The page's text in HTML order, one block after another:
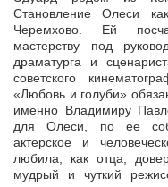
Становление Олеси
Черемхово. Ей
мастерству под
драматурга и
советского
«Любовь и голуби»
именно Владимиру
для Олеси, по ее
актерское и
любила, как отца,
мудрый и чуткий